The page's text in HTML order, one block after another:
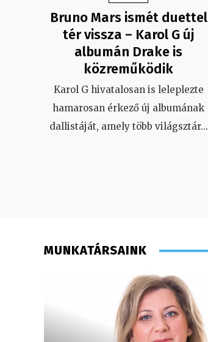
Bruno Mars ismét duettel
tér vissza – Karol G új
albumán Drake is
közreműködik
Karol G hivatalosan is leleplezte
hamarosan érkező új albumának
dallistáját, amely több világsztár...
MUNKATÁRSAINK